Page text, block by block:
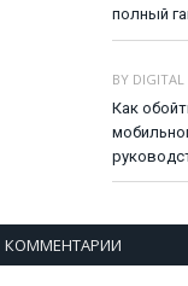
полный
BY DIGITAL
Как
КОММЕНТАРИИ